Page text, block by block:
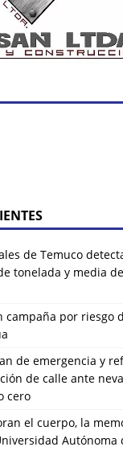
de Temuco
tonelada y media
campaña por riesgo
de emergencia y
de calle ante
cero
el cuerpo, la
Autónoma